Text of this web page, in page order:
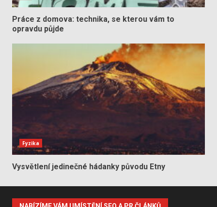
Práce z domova: technika, se kterou vám to
opravdu půjde
Fyzika
Vysvětlení jedinečné hádanky původu Etny